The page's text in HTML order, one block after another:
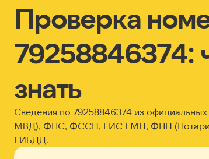
Проверка
79258846374:
знать
Сведения по 79258846374 из
МВД), ФНС, ФССП, ГИС ГМП, ФНП
ГИБДД.